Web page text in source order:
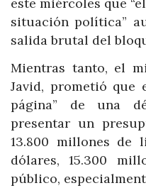
situación política”
salida brutal del
Mientras tanto, el
Javid, prometió que
página” de una
presentar un
13.800 millones de
dólares, 15.300
público,